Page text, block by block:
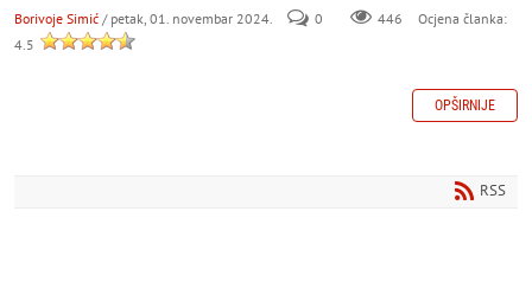
Borivoje Simić / petak, 01. novembar 2024. 0 446
Ocjena članka:
4.5
OPŠIRNIJE
RSS